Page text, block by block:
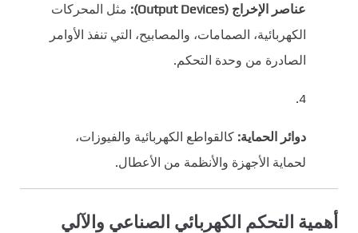
عناصر الإخراج (Output Devices):
مثل المحركات
الكهربائية، الصمامات، والمصابيح، التي تنفذ الأوامر
الصادرة من وحدة التحكم.
دوائر الحماية: كالقواطع الكهربائية والفيوزات،
لحماية الأجهزة والأنظمة من الأعطال.
أهمية التحكم الكهربائي الصناعي والآلي